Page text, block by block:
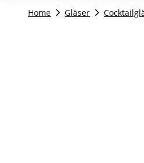
Home Gläser